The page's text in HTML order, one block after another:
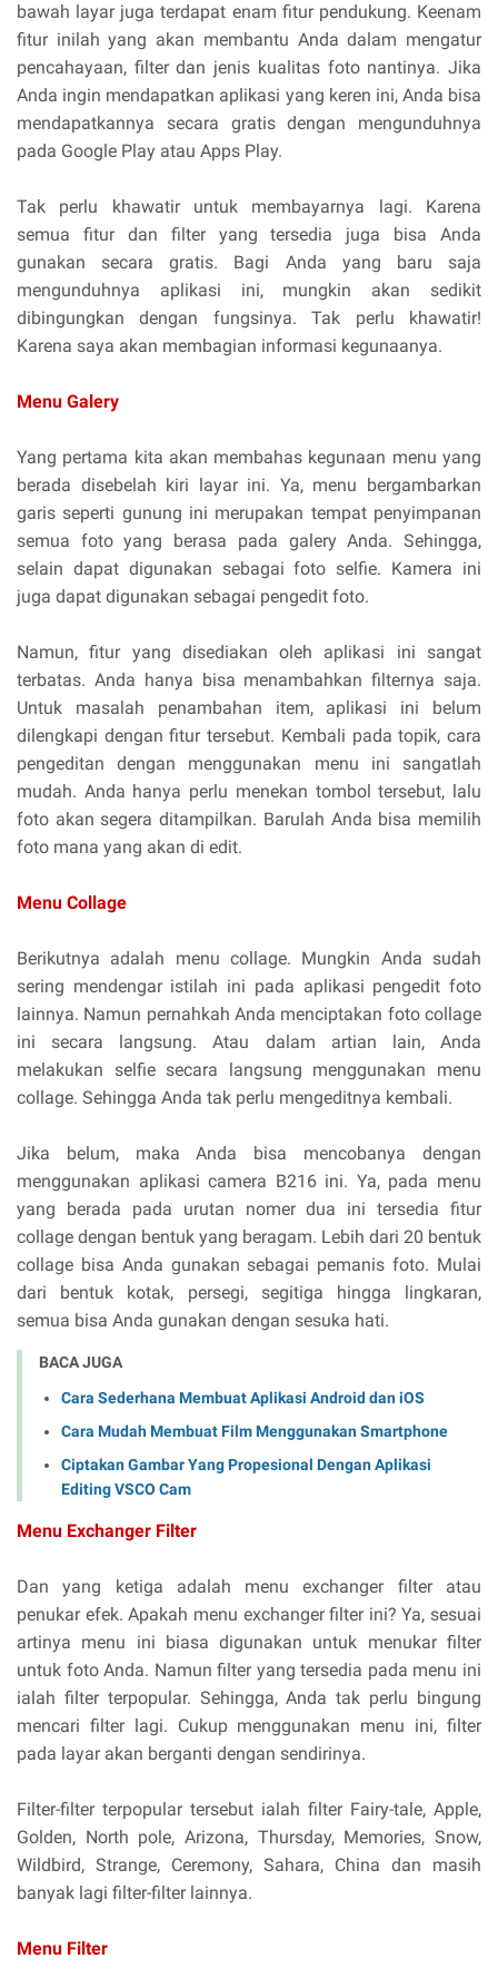
bawah layar juga terdapat enam fitur pendukung. Keenam
fitur inilah yang akan membantu Anda dalam mengatur
pencahayaan, filter dan jenis kualitas foto nantinya. Jika
Anda ingin mendapatkan aplikasi yang keren ini, Anda bisa
mendapatkannya secara gratis dengan mengunduhnya
pada Google Play atau Apps Play.
Tak perlu khawatir untuk membayarnya lagi. Karena
semua fitur dan filter yang tersedia juga bisa Anda
gunakan secara gratis. Bagi Anda yang baru saja
mengunduhnya aplikasi ini, mungkin akan sedikit
dibingungkan dengan fungsinya. Tak perlu khawatir!
Karena saya akan membagian informasi kegunaanya.
Menu Galery
Yang pertama kita akan membahas kegunaan menu yang
berada disebelah kiri layar ini. Ya, menu bergambarkan
garis seperti gunung ini merupakan tempat penyimpanan
semua foto yang berasa pada galery Anda. Sehingga,
selain dapat digunakan sebagai foto selfie. Kamera ini
juga dapat digunakan sebagai pengedit foto.
Namun, fitur yang disediakan oleh aplikasi ini sangat
terbatas. Anda hanya bisa menambahkan filternya saja.
Untuk masalah penambahan item, aplikasi ini belum
dilengkapi dengan fitur tersebut. Kembali pada topik, cara
pengeditan dengan menggunakan menu ini sangatlah
mudah. Anda hanya perlu menekan tombol tersebut, lalu
foto akan segera ditampilkan. Barulah Anda bisa memilih
foto mana yang akan di edit.
Menu Collage
Berikutnya adalah menu collage. Mungkin Anda sudah
sering mendengar istilah ini pada aplikasi pengedit foto
lainnya. Namun pernahkah Anda menciptakan foto collage
ini secara langsung. Atau dalam artian lain, Anda
melakukan selfie secara langsung menggunakan menu
collage. Sehingga Anda tak perlu mengeditnya kembali.
Jika belum, maka Anda bisa mencobanya dengan
menggunakan aplikasi camera B216 ini. Ya, pada menu
yang berada pada urutan nomer dua ini tersedia fitur
collage dengan bentuk yang beragam. Lebih dari 20 bentuk
collage bisa Anda gunakan sebagai pemanis foto. Mulai
dari bentuk kotak, persegi, segitiga hingga lingkaran,
semua bisa Anda gunakan dengan sesuka hati.
BACA JUGA
Cara Sederhana Membuat Aplikasi Android dan iOS
Cara Mudah Membuat Film Menggunakan Smartphone
Ciptakan Gambar Yang Propesional Dengan Aplikasi
Editing VSCO Cam
Menu Exchanger Filter
Dan yang ketiga adalah menu exchanger filter atau
penukar efek. Apakah menu exchanger filter ini? Ya, sesuai
artinya menu ini biasa digunakan untuk menukar filter
untuk foto Anda. Namun filter yang tersedia pada menu ini
ialah filter terpopular. Sehingga, Anda tak perlu bingung
mencari filter lagi. Cukup menggunakan menu ini, filter
pada layar akan berganti dengan sendirinya.
Filter-filter terpopular tersebut ialah filter Fairy-tale, Apple,
Golden, North pole, Arizona, Thursday, Memories, Snow,
Wildbird, Strange, Ceremony, Sahara, China dan masih
banyak lagi filter-filter lainnya.
Menu Filter